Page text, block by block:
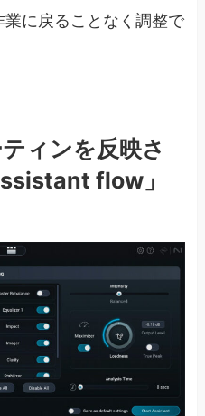
に戻ることなく調整で
ィンを反映さ
flow」